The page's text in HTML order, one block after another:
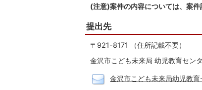
(注意)案件の内容については、案件
提出先
〒921-8171 （住所記載不要）
金沢市こども未来局 幼児教育セン
金沢市こども未来局幼児教